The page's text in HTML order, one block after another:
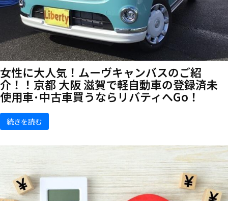
女性に大人気！ムーヴキャンバスのご紹
介！！京都 大阪 滋賀で軽自動車の登録済未
使用車･中古車買うならリバティへGo！
続きを読む